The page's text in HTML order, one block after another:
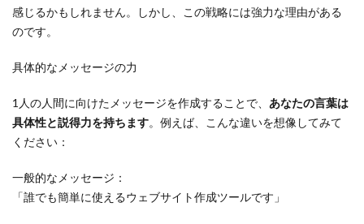
感じるかもしれません。しかし、この戦略には強力な理由がある
のです。
具体的なメッセージの力
1人の人間に向けたメッセージを作成することで、 あなたの言葉は
具体性と説得力を持ちます。例えば、こんな違いを想像してみて
ください：
一般的なメッセージ：
「誰でも簡単に使えるウェブサイト作成ツールです」